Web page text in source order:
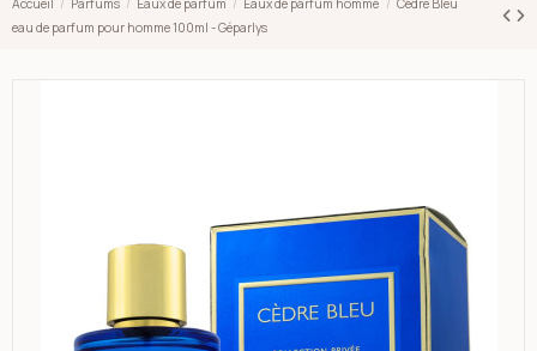
eau de parfum pour homme 100ml - Géparlys